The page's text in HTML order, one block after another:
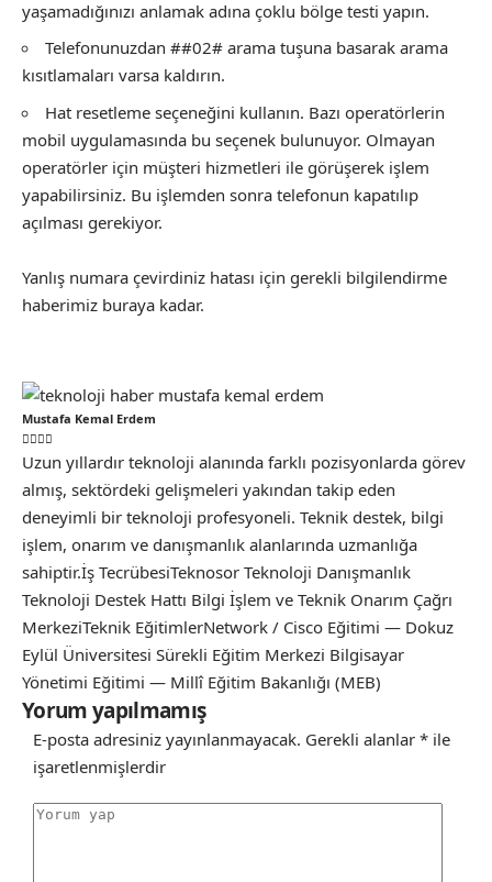
yaşamadığınızı anlamak adına çoklu bölge testi yapın.
Telefonunuzdan ##02# arama tuşuna basarak arama
kısıtlamaları varsa kaldırın.
Hat resetleme seçeneğini kullanın. Bazı operatörlerin
mobil uygulamasında bu seçenek bulunuyor. Olmayan
operatörler için müşteri hizmetleri ile görüşerek işlem
yapabilirsiniz. Bu işlemden sonra telefonun kapatılıp
açılması gerekiyor.
Yanlış numara çevirdiniz hatası için gerekli bilgilendirme
haberimiz buraya kadar.
Mustafa Kemal Erdem
Uzun yıllardır teknoloji alanında farklı pozisyonlarda görev
almış, sektördeki gelişmeleri yakından takip eden
deneyimli bir teknoloji profesyoneli. Teknik destek, bilgi
işlem, onarım ve danışmanlık alanlarında uzmanlığa
sahiptir.İş TecrübesiTeknosor Teknoloji Danışmanlık
Teknoloji Destek Hattı Bilgi İşlem ve Teknik Onarım Çağrı
MerkeziTeknik EğitimlerNetwork / Cisco Eğitimi — Dokuz
Eylül Üniversitesi Sürekli Eğitim Merkezi Bilgisayar
Yönetimi Eğitimi — Millî Eğitim Bakanlığı (MEB)
Yorum yapılmamış
E-posta adresiniz yayınlanmayacak. Gerekli alanlar * ile
işaretlenmişlerdir